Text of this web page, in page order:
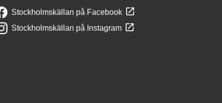
Stockholmskällan på Facebook
Stockholmskällan på Instagram